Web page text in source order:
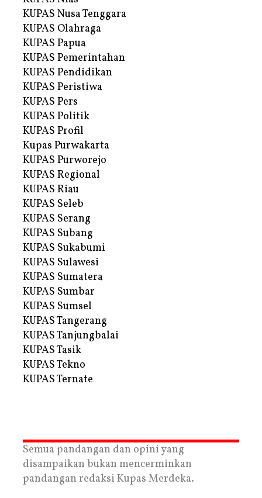
KUPAS Nusa Tenggara
KUPAS Olahraga
KUPAS Papua
KUPAS Pemerintahan
KUPAS Pendidikan
KUPAS Peristiwa
KUPAS Pers
KUPAS Politik
KUPAS Profil
Kupas Purwakarta
KUPAS Purworejo
KUPAS Regional
KUPAS Riau
KUPAS Seleb
KUPAS Serang
KUPAS Subang
KUPAS Sukabumi
KUPAS Sulawesi
KUPAS Sumatera
KUPAS Sumbar
KUPAS Sumsel
KUPAS Tangerang
KUPAS Tanjungbalai
KUPAS Tasik
KUPAS Tekno
KUPAS Ternate
Semua pandangan dan opini yang
disampaikan bukan mencerminkan
pandangan redaksi Kupas Merdeka.